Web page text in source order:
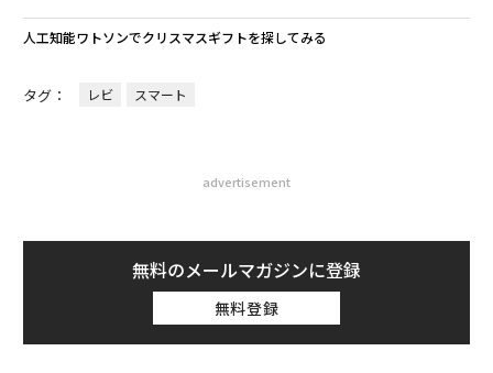
人工知能ワトソンでクリスマスギフトを探してみる
タグ： レビ スマート
advertisement
無料のメールマガジンに登録
無料登録